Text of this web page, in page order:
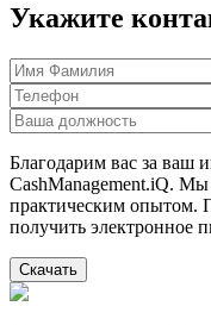
Укажите
Благодарим вас за ваш
CashManagement.iQ.
практическим опытом.
получить электронное
Скачать